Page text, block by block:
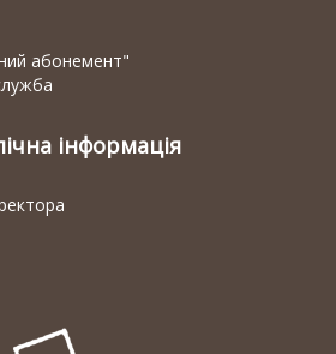
абонемент"
інформація